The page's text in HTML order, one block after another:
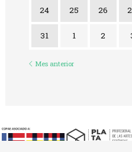
24 25 26
31 1 2
Mes anterior